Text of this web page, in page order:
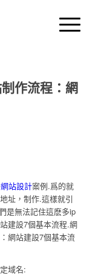
作流程：網
網站設計案例.爲的就
址，制作.這樣就引
是無法記住這麽多ip
建設7個基本流程.網
網站建設7個基本流
域名: